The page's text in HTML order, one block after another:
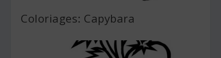
Coloriages: Capybara